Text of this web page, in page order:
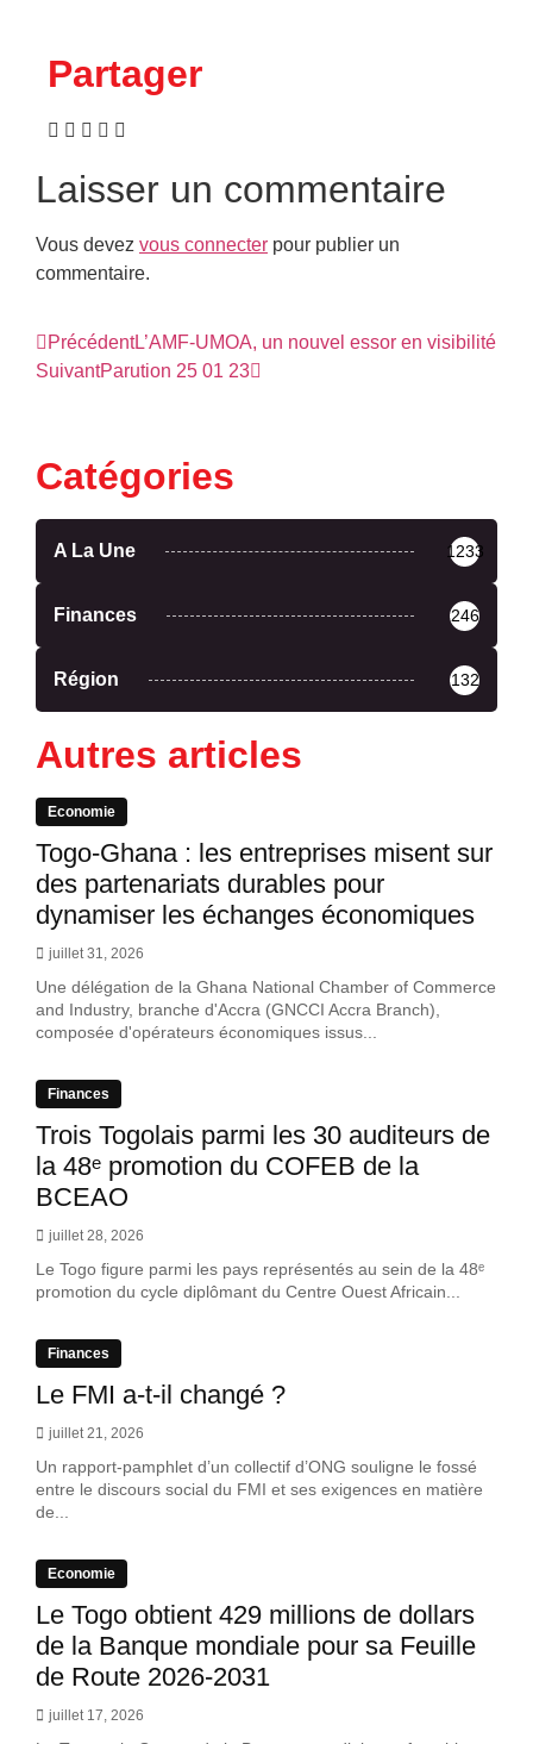
Partager
Laisser un commentaire
Vous devez vous connecter pour publier un
commentaire.
PrécédentL’AMF-UMOA, un nouvel essor en visibilité
SuivantParution 25 01 23
Catégories
A La Une 1233
Finances 246
Région 132
Autres articles
Economie
Togo-Ghana : les entreprises misent sur
des partenariats durables pour
dynamiser les échanges économiques
juillet 31, 2026
Une délégation de la Ghana National Chamber of Commerce
and Industry, branche d'Accra (GNCCI Accra Branch),
composée d'opérateurs économiques issus...
Finances
Trois Togolais parmi les 30 auditeurs de
la 48ᵉ promotion du COFEB de la
BCEAO
juillet 28, 2026
Le Togo figure parmi les pays représentés au sein de la 48ᵉ
promotion du cycle diplômant du Centre Ouest Africain...
Finances
Le FMI a-t-il changé ?
juillet 21, 2026
Un rapport-pamphlet d’un collectif d’ONG souligne le fossé
entre le discours social du FMI et ses exigences en matière
de...
Economie
Le Togo obtient 429 millions de dollars
de la Banque mondiale pour sa Feuille
de Route 2026-2031
juillet 17, 2026